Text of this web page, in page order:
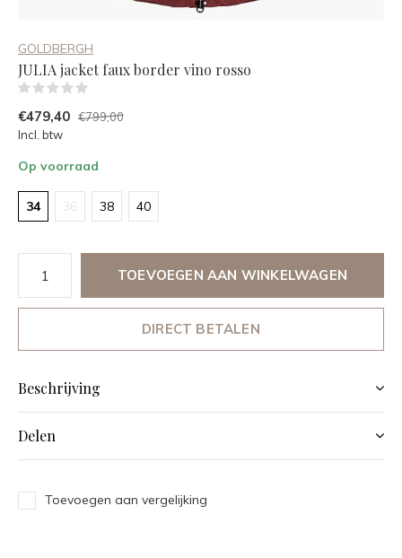
GOLDBERGH
JULIA jacket faux border vino rosso
€479,40 €799,00
Incl. btw
Op voorraad
34 36 38 40
TOEVOEGEN AAN WINKELWAGEN
DIRECT BETALEN
Beschrijving
Delen
Toevoegen aan vergelijking